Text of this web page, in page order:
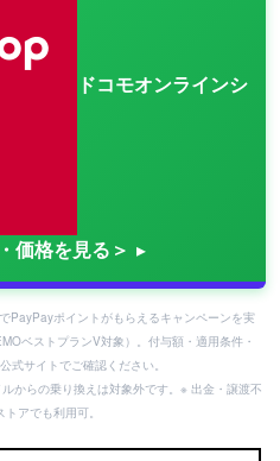
ドコモオンラインシ
価格を見る＞
PayPayポイントがもらえるキャンペーンを実
ベストプランV対象）。付与額・適用条件・
式サイトでご確認ください。
からの乗り換えは対象外です。※ 出金・譲渡不
アでも利用可。